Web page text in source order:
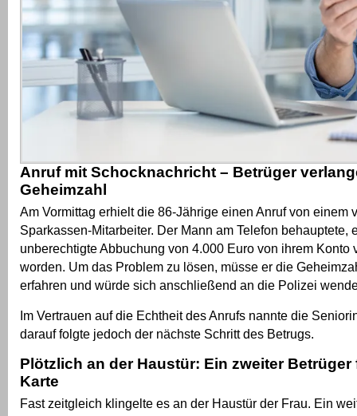
Anruf mit Schocknachricht – Betrüger
Geheimzahl
Am Vormittag erhielt die 86-Jährige einen Anruf von einem
Sparkassen-Mitarbeiter. Der Mann am Telefon behauptete,
unberechtigte Abbuchung von 4.000 Euro von ihrem Konto
worden. Um das Problem zu lösen, müsse er die
erfahren und würde sich anschließend an die Polizei
Im Vertrauen auf die Echtheit des Anrufs nannte die
darauf folgte jedoch der nächste Schritt des Betrugs.
Plötzlich an der Haustür: Ein zweiter Betrüger
Karte
Fast zeitgleich klingelte es an der Haustür der Frau. Ein